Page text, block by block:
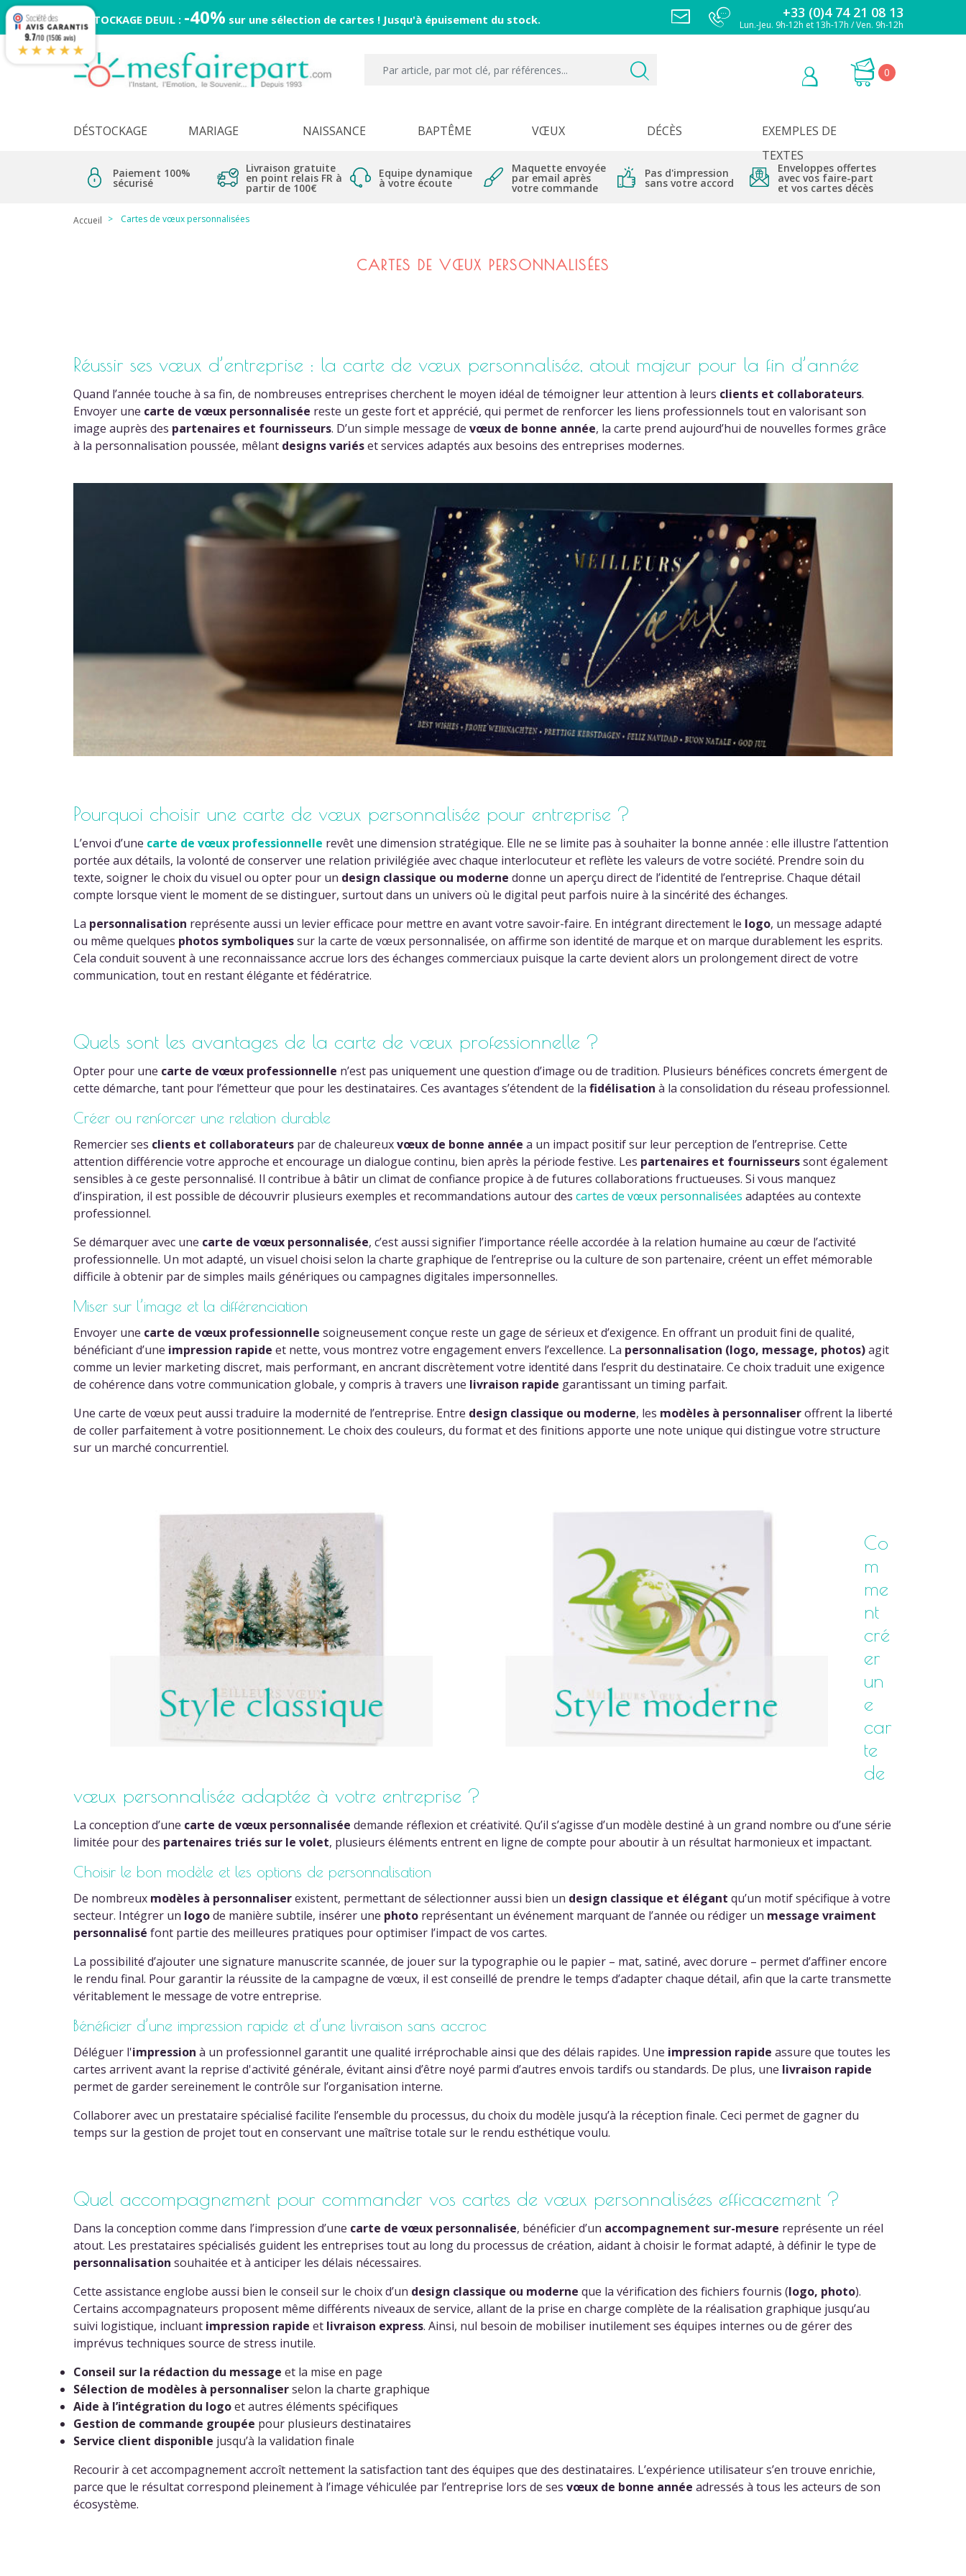
DESTOCKAGE DEUIL : -40% sur une sélection de cartes ! Jusqu'à épuisement du stock. +33 (0)4 74 21 08 13
Lun.-Jeu. 9h-12h et 13h-17h / Ven. 9h-12h
0
DÉSTOCKAGE MARIAGE NAISSANCE BAPTÊME VŒUX DÉCÈS
EXEMPLES DE
TEXTES
Paiement 100%
sécurisé
Livraison gratuite
en point relais FR à
partir de 100€
Equipe dynamique
à votre écoute
Maquette envoyée
par email après
votre commande
Pas d'impression
sans votre accord
Enveloppes offertes
avec vos faire-part
et vos cartes décès
Accueil Cartes de vœux personnalisées
CARTES DE VŒUX PERSONNALISÉES
Réussir ses vœux d’entreprise : la carte de vœux personnalisée, atout majeur pour la fin d’année
Quand l’année touche à sa fin, de nombreuses entreprises cherchent le moyen idéal de témoigner leur attention à leurs clients et collaborateurs.
Envoyer une carte de vœux personnalisée reste un geste fort et apprécié, qui permet de renforcer les liens professionnels tout en valorisant son
image auprès des partenaires et fournisseurs. D’un simple message de vœux de bonne année, la carte prend aujourd’hui de nouvelles formes grâce
à la personnalisation poussée, mêlant designs variéset services adaptés aux besoins des entreprises modernes.
Pourquoi choisir une carte de vœux personnalisée pour entreprise ?
L’envoi d’une carte de vœux professionnelle revêt une dimension stratégique. Elle ne se limite pas à souhaiter la bonne année : elle illustre l’attention
portée aux détails, la volonté de conserver une relation privilégiée avec chaque interlocuteur et reflète les valeurs de votre société. Prendre soin du
texte, soigner le choix du visuel ou opter pour un design classique ou moderne donne un aperçu direct de l’identité de l’entreprise. Chaque détail
compte lorsque vient le moment de se distinguer, surtout dans un univers où le digital peut parfois nuire à la sincérité des échanges.
La personnalisation représente aussi un levier efficace pour mettre en avant votre savoir-faire. En intégrant directement le logo, un message adapté
ou même quelques photos symboliquessur la carte de vœux personnalisée, on affirme son identité de marque et on marque durablement les esprits.
Cela conduit souvent à une reconnaissance accrue lors des échanges commerciaux puisque la carte devient alors un prolongement direct de votre
communication, tout en restant élégante et fédératrice.
Quels sont les avantages de la carte de vœux professionnelle ?
Opter pour une carte de vœux professionnelle n’est pas uniquement une question d’image ou de tradition. Plusieurs bénéfices concrets émergent de
cette démarche, tant pour l’émetteur que pour les destinataires. Ces avantages s’étendent de la fidélisation à la consolidation du réseau professionnel.
Créer ou renforcer une relation durable
Remercier ses clients et collaborateurs par de chaleureuxvœux de bonne année a un impact positif sur leur perception de l’entreprise. Cette
attention différencie votre approche et encourage un dialogue continu, bien après la période festive. Les partenaires et fournisseurssont également
sensibles à ce geste personnalisé. Il contribue à bâtir un climat de confiance propice à de futures collaborations fructueuses. Si vous manquez
d’inspiration, il est possible de découvrir plusieurs exemples et recommandations autour des cartes de vœux personnalisées adaptées au contexte
professionnel.
Se démarquer avec une carte de vœux personnalisée, c’est aussi signifier l’importance réelle accordée à la relation humaine au cœur de l’activité
professionnelle. Un mot adapté, un visuel choisi selon la charte graphique de l’entreprise ou la culture de son partenaire, créent un effet mémorable
difficile à obtenir par de simples mails génériques ou campagnes digitales impersonnelles.
Miser sur l’image et la différenciation
Envoyer une carte de vœux professionnelle soigneusement conçue reste un gage de sérieux et d’exigence. En offrant un produit fini de qualité,
bénéficiant d’une impression rapide et nette, vous montrez votre engagement envers l’excellence. La personnalisation (logo, message, photos)agit
comme un levier marketing discret, mais performant, en ancrant discrètement votre identité dans l’esprit du destinataire. Ce choix traduit une exigence
de cohérence dans votre communication globale, y compris à travers une livraison rapide garantissant un timing parfait.
Une carte de vœux peut aussi traduire la modernité de l’entreprise. Entre design classique ou moderne, les modèles à personnaliseroffrent la liberté
de coller parfaitement à votre positionnement. Le choix des couleurs, du format et des finitions apporte une note unique qui distingue votre structure
sur un marché concurrentiel.
Co
m
me
nt
cré
er
un
e
car
te
de
vœux personnalisée adaptée à votre entreprise ?
La conception d’une carte de vœux personnalisée demande réflexion et créativité. Qu’il s’agisse d’un modèle destiné à un grand nombre ou d’une série
limitée pour des partenaires triés sur le volet, plusieurs éléments entrent en ligne de compte pour aboutir à un résultat harmonieux et impactant.
Choisir le bon modèle et les options de personnalisation
De nombreux modèles à personnaliserexistent, permettant de sélectionner aussi bien un design classique et élégant qu’un motif spécifique à votre
secteur. Intégrer un logode manière subtile, insérer une photo représentant un événement marquant de l’année ou rédiger un message vraiment
personnalisé font partie des meilleures pratiques pour optimiser l’impact de vos cartes.
La possibilité d’ajouter une signature manuscrite scannée, de jouer sur la typographie ou le papier – mat, satiné, avec dorure – permet d’affiner encore
le rendu final. Pour garantir la réussite de la campagne de vœux, il est conseillé de prendre le temps d’adapter chaque détail, afin que la carte transmette
véritablement le message de votre entreprise.
Bénéficier d’une impression rapide et d’une livraison sans accroc
Déléguer l'impression à un professionnel garantit une qualité irréprochable ainsi que des délais rapides. Une impression rapide assure que toutes les
cartes arrivent avant la reprise d'activité générale, évitant ainsi d’être noyé parmi d’autres envois tardifs ou standards. De plus, une livraison rapide
permet de garder sereinement le contrôle sur l’organisation interne.
Collaborer avec un prestataire spécialisé facilite l’ensemble du processus, du choix du modèle jusqu’à la réception finale. Ceci permet de gagner du
temps sur la gestion de projet tout en conservant une maîtrise totale sur le rendu esthétique voulu.
Quel accompagnement pour commander vos cartes de vœux personnalisées efficacement ?
Dans la conception comme dans l’impression d’une carte de vœux personnalisée, bénéficier d’un accompagnement sur-mesure représente un réel
atout. Les prestataires spécialisés guident les entreprises tout au long du processus de création, aidant à choisir le format adapté, à définir le type de
personnalisation souhaitée et à anticiper les délais nécessaires.
Cette assistance englobe aussi bien le conseil sur le choix d’un design classique ou moderne que la vérification des fichiers fournis (logo, photo).
Certains accompagnateurs proposent même différents niveaux de service, allant de la prise en charge complète de la réalisation graphique jusqu’au
suivi logistique, incluant impression rapide et livraison express. Ainsi, nul besoin de mobiliser inutilement ses équipes internes ou de gérer des
imprévus techniques source de stress inutile.
Conseil sur la rédaction du message et la mise en page
Sélection de modèles à personnaliserselon la charte graphique
Aide à l’intégration du logoet autres éléments spécifiques
Gestion de commande groupée pour plusieurs destinataires
Service client disponible jusqu’à la validation finale
Recourir à cet accompagnement accroît nettement la satisfaction tant des équipes que des destinataires. L’expérience utilisateur s’en trouve enrichie,
parce que le résultat correspond pleinement à l’image véhiculée par l’entreprise lors de ses vœux de bonne année adressés à tous les acteurs de son
écosystème.
9.7/10 (1506 avis)
★★★★★